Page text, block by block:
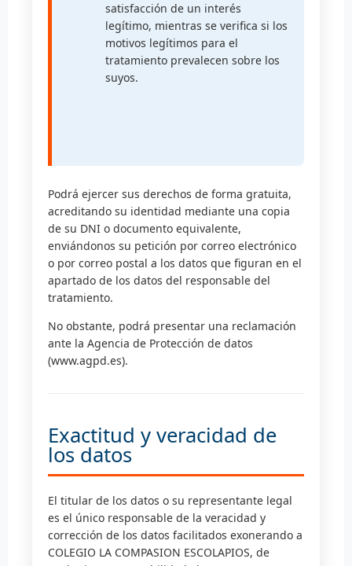
satisfacción de un interés
legítimo, mientras se verifica si los
motivos legítimos para el
tratamiento prevalecen sobre los
suyos.
Podrá ejercer sus derechos de forma gratuita,
acreditando su identidad mediante una copia
de su DNI o documento equivalente,
enviándonos su petición por correo electrónico
o por correo postal a los datos que figuran en el
apartado de los datos del responsable del
tratamiento.
No obstante, podrá presentar una reclamación
ante la Agencia de Protección de datos
(www.agpd.es).
Exactitud y veracidad de
los datos
El titular de los datos o su representante legal
es el único responsable de la veracidad y
corrección de los datos facilitados exonerando a
COLEGIO LA COMPASION ESCOLAPIOS, de